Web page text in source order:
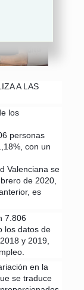
A LAS
los
personas
con un
Valenciana se
de 2020,
es
7.806
los datos de
y 2019,
en la
se traduce